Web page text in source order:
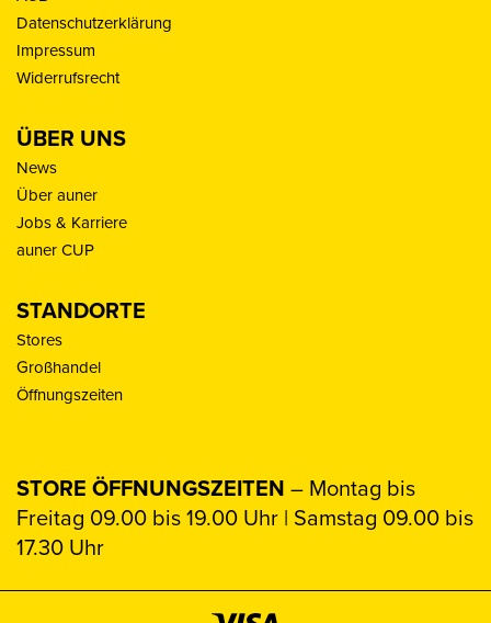
Datenschutzerklärung
Impressum
Widerrufsrecht
ÜBER UNS
News
Über auner
Jobs & Karriere
auner CUP
STANDORTE
Stores
Großhandel
Öffnungszeiten
STORE ÖFFNUNGSZEITEN – Montag bis
Freitag 09.00 bis 19.00 Uhr | Samstag 09.00 bis
17.30 Uhr